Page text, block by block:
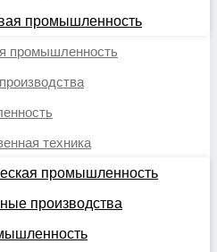
промышленность
промышленность
техника
промышленность
производства